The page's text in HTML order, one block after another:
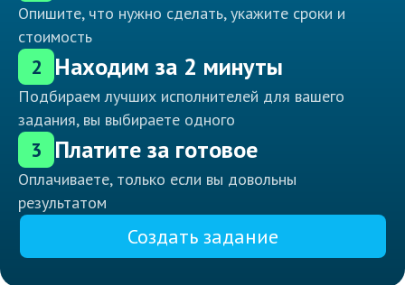
Опишите, что нужно сделать, укажите сроки и
стоимость
2 Находим за 2 минуты
Подбираем лучших исполнителей для вашего
задания, вы выбираете одного
3 Платите за готовое
Оплачиваете, только если вы довольны
результатом
Создать задание